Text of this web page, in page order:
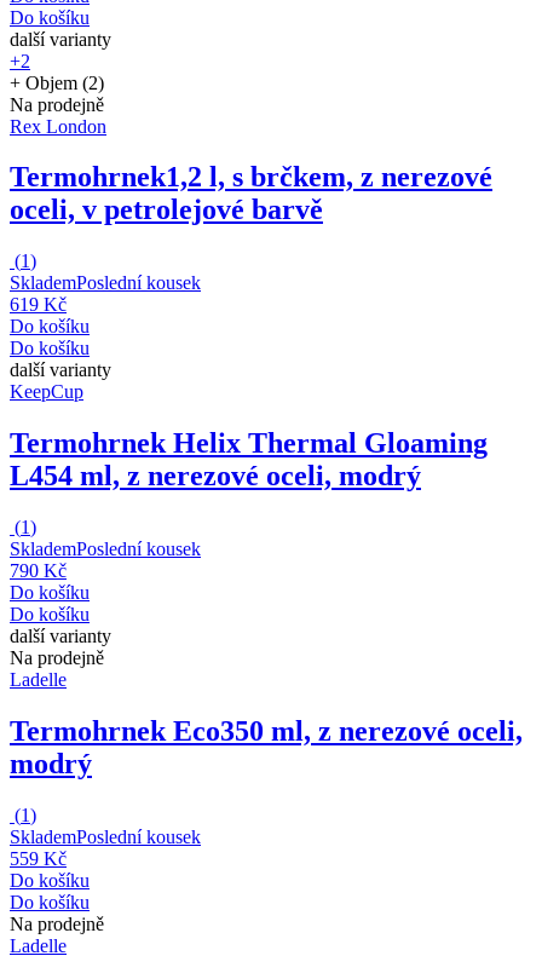
Do košíku
další varianty
+2
+ Objem (2)
Na prodejně
Rex London
Termohrnek1,2 l, s brčkem, z nerezové
oceli, v petrolejové barvě
(1)
SklademPoslední kousek
619 Kč
Do košíku
Do košíku
další varianty
KeepCup
Termohrnek Helix Thermal Gloaming
L454 ml, z nerezové oceli, modrý
(1)
SklademPoslední kousek
790 Kč
Do košíku
Do košíku
další varianty
Na prodejně
Ladelle
Termohrnek Eco350 ml, z nerezové oceli,
modrý
(1)
SklademPoslední kousek
559 Kč
Do košíku
Do košíku
Na prodejně
Ladelle